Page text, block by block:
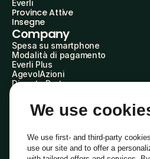
Everli
Province Attive
Insegne
Company
Spesa su smartphone
Modalità di pagamento
Everli Plus
AgevolAzioni
Diventa Partner
Everli Shoppers
About Us
Everli News
Domande frequenti
Lavora con noi
We use
We use first- and third-party
use our site and to offer a